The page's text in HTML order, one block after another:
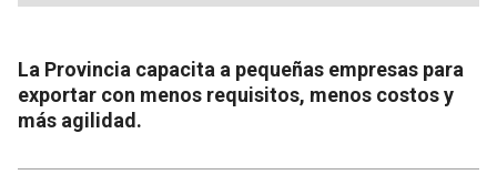
La Provincia capacita a pequeñas empresas para
exportar con menos requisitos, menos costos y
más agilidad.